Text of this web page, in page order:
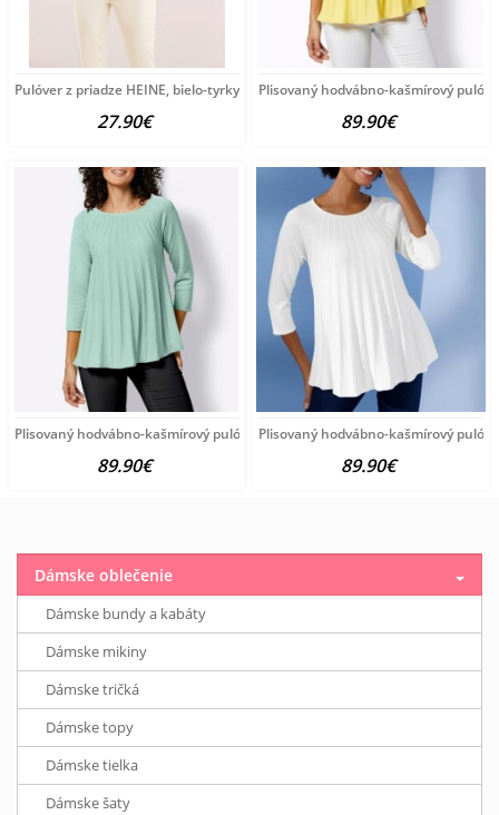
Pulóver z priadze HEINE, bielo-tyrkysový
27.90€
Plisovaný hodvábno-kašmírový
89.90€
Plisovaný hodvábno-kašmírový pulóver vzhľadom Création
89.90€
Plisovaný hodvábno-kašmírový
89.90€
Dámske oblečenie
Dámske bundy a kabáty
Dámske mikiny
Dámske tričká
Dámske topy
Dámske tielka
Dámske šaty